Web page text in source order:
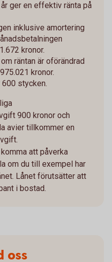
ger en effektiv ränta på
inklusive amortering
kronor.
räntan är oförändrad
kronor.
600 stycken.
900 kronor och
avier tillkommer en
att påverka
om du till exempel har
Lånet förutsätter att
i bostad.
oss